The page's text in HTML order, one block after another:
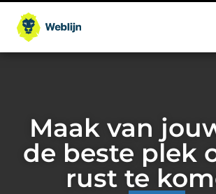
Maak van
de beste plek
rust te